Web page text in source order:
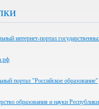
интернет-портал
портал "Российское образование"
образования и науки